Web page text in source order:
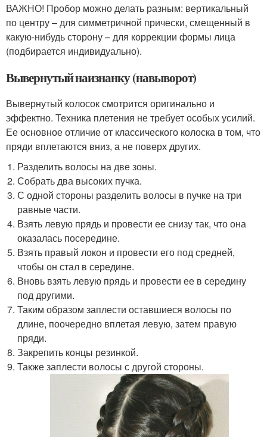
ВАЖНО! Пробор можно делать разным: вертикальный
по центру – для симметричной прически, смещенный в
какую-нибудь сторону – для коррекции формы лица
(подбирается индивидуально).
Вывернутый наизнанку (навыворот)
Вывернутый колосок смотрится оригинально и
эффектно. Техника плетения не требует особых усилий.
Ее основное отличие от классического колоска в том, что
пряди вплетаются вниз, а не поверх других.
Разделить волосы на две зоны.
Собрать два высоких пучка.
С одной стороны разделить волосы в пучке на три
равные части.
Взять левую прядь и провести ее снизу так, что она
оказалась посередине.
Взять правый локон и провести его под средней,
чтобы он стал в середине.
Вновь взять левую прядь и провести ее в середину
под другими.
Таким образом заплести оставшиеся волосы по
длине, поочередно вплетая левую, затем правую
пряди.
Закрепить концы резинкой.
Также заплести волосы с другой стороны.